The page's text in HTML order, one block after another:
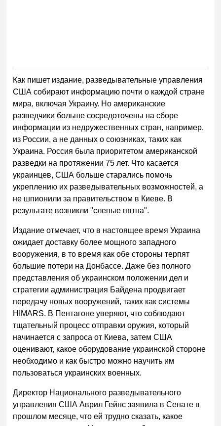
Как пишет издание, разведывательные управления
США собирают информацию почти о каждой стране
мира, включая Украину. Но американские
разведчики больше сосредоточены на сборе
информации из недружественных стран, например,
из России, а не данных о союзниках, таких как
Украина. Россия была приоритетом американской
разведки на протяжении 75 лет. Что касается
украинцев, США больше старались помочь
укреплению их разведывательных возможностей, а
не шпионили за правительством в Киеве. В
результате возникли "слепые пятна".
Издание отмечает, что в настоящее время Украина
ожидает доставку более мощного западного
вооружения, в то время как обе стороны терпят
большие потери на Донбассе. Даже без полного
представления об украинском положении дел и
стратегии администрация Байдена продвигает
передачу новых вооружений, таких как системы
HIMARS. В Пентагоне уверяют, что соблюдают
тщательный процесс отправки оружия, который
начинается с запроса от Киева, затем США
оценивают, какое оборудование украинской стороне
необходимо и как быстро можно научить им
пользоваться украинских военных.
Директор Национального разведывательного
управления США Аврил Гейнс заявила в Сенате в
прошлом месяце, что ей трудно сказать, какое